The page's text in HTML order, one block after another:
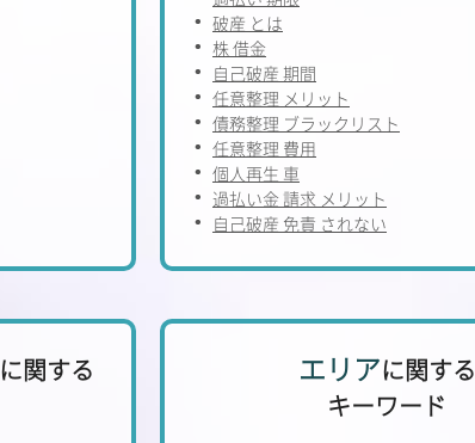
破産 とは
株 借金
自己破産 期間
任意整理 メリット
債務整理 ブラックリスト
任意整理 費用
個人再生 車
過払い金 請求 メリット
自己破産 免責 されない
に関する
エリアに関する
キーワード